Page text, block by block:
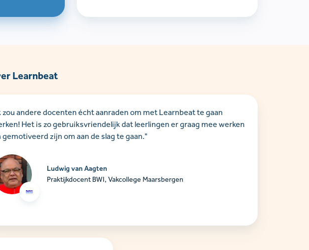
Learnbeat
zou andere docenten écht aanraden om met Learnbeat te gaan
Het is zo gebruiksvriendelijk dat leerlingen er graag mee werken
gemotiveerd zijn om aan de slag te gaan."
Ludwig van Aagten
Praktijkdocent BWI, Vakcollege Maarsbergen